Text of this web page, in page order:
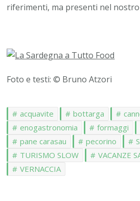
riferimenti, ma presenti nel
Foto e testi: © Bruno Atzori
acquavite bottarga
enogastronomia
formaggi
pane carasau
pecorino
TURISMO SLOW
VACANZE
VERNACCIA